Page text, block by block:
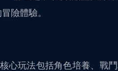
險體驗。
心玩法包括角色培養、戰